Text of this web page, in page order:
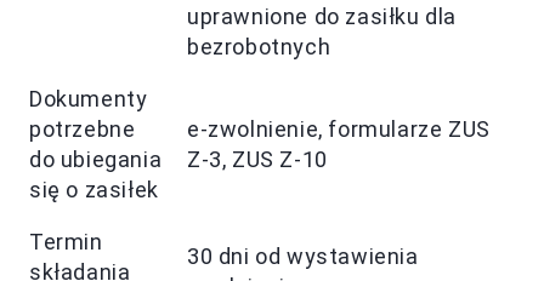
uprawnione do zasiłku dla
bezrobotnych
Dokumenty
potrzebne
do ubiegania
się o zasiłek
e-zwolnienie, formularze ZUS
Z-3, ZUS Z-10
Termin
składania
30 dni od wystawienia